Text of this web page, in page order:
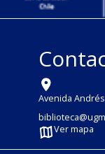
Avenida
Ver mapa